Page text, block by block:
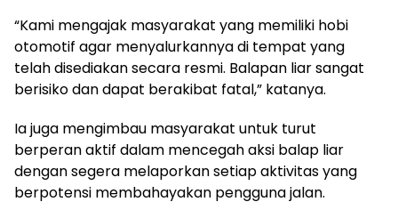
“Kami mengajak masyarakat yang memiliki hobi
otomotif agar menyalurkannya di tempat yang
telah disediakan secara resmi. Balapan liar sangat
berisiko dan dapat berakibat fatal,” katanya.
Ia juga mengimbau masyarakat untuk turut
berperan aktif dalam mencegah aksi balap liar
dengan segera melaporkan setiap aktivitas yang
berpotensi membahayakan pengguna jalan.